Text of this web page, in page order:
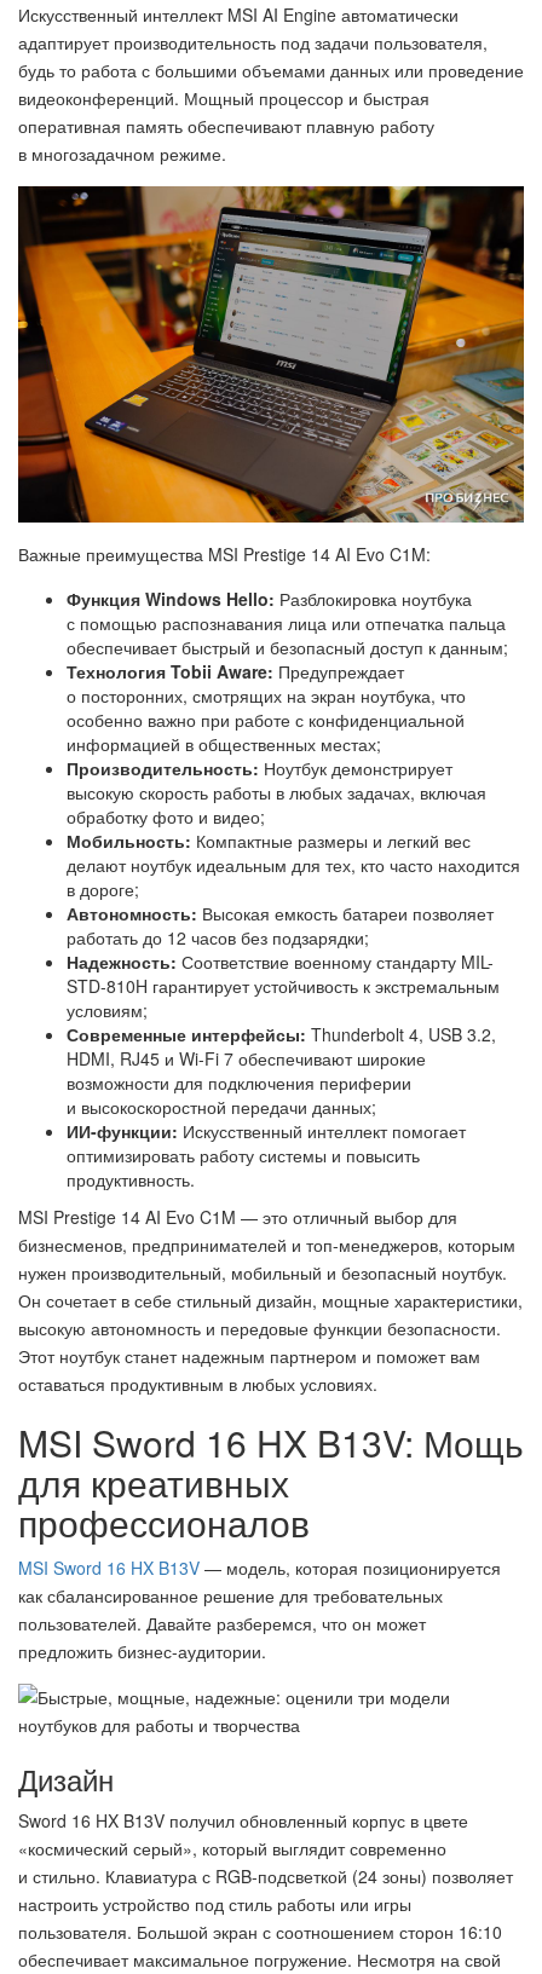
Искусственный интеллект MSI AI Engine автоматически
адаптирует производительность под задачи пользователя,
будь то работа с большими объемами данных или проведение
видеоконференций. Мощный процессор и быстрая
оперативная память обеспечивают плавную работу
в многозадачном режиме.
Важные преимущества MSI Prestige 14 AI Evo C1M:
Функция Windows Hello: Разблокировка ноутбука
с помощью распознавания лица или отпечатка пальца
обеспечивает быстрый и безопасный доступ к данным;
Технология Tobii Aware: Предупреждает
о посторонних, смотрящих на экран ноутбука, что
особенно важно при работе с конфиденциальной
информацией в общественных местах;
Производительность: Ноутбук демонстрирует
высокую скорость работы в любых задачах, включая
обработку фото и видео;
Мобильность: Компактные размеры и легкий вес
делают ноутбук идеальным для тех, кто часто находится
в дороге;
Автономность: Высокая емкость батареи позволяет
работать до 12 часов без подзарядки;
Надежность: Соответствие военному стандарту MIL-
STD-810H гарантирует устойчивость к экстремальным
условиям;
Современные интерфейсы: Thunderbolt 4, USB 3.2,
HDMI, RJ45 и Wi-Fi 7 обеспечивают широкие
возможности для подключения периферии
и высокоскоростной передачи данных;
ИИ-функции: Искусственный интеллект помогает
оптимизировать работу системы и повысить
продуктивность.
MSI Prestige 14 AI Evo C1M — это отличный выбор для
бизнесменов, предпринимателей и топ-менеджеров, которым
нужен производительный, мобильный и безопасный ноутбук.
Он сочетает в себе стильный дизайн, мощные характеристики,
высокую автономность и передовые функции безопасности.
Этот ноутбук станет надежным партнером и поможет вам
оставаться продуктивным в любых условиях.
MSI Sword 16 HX B13V: Мощь
для креативных
профессионалов
MSI Sword 16 HX B13V — модель, которая позиционируется
как сбалансированное решение для требовательных
пользователей. Давайте разберемся, что он может
предложить бизнес-аудитории.
Дизайн
Sword 16 HX B13V получил обновленный корпус в цвете
«космический серый», который выглядит современно
и стильно. Клавиатура с RGB-подсветкой (24 зоны) позволяет
настроить устройство под стиль работы или игры
пользователя. Большой экран с соотношением сторон 16:10
обеспечивает максимальное погружение. Несмотря на свой